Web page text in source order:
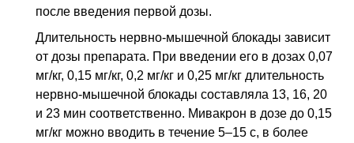
после введения первой дозы.
Длительность нервно-мышечной блокады зависит
от дозы препарата. При введении его в дозах 0,07
мг/кг, 0,15 мг/кг, 0,2 мг/кг и 0,25 мг/кг длительность
нервно-мышечной блокады составляла 13, 16, 20
и 23 мин соответственно. Мивакрон в дозе до 0,15
мг/кг можно вводить в течение 5–15 с, в более